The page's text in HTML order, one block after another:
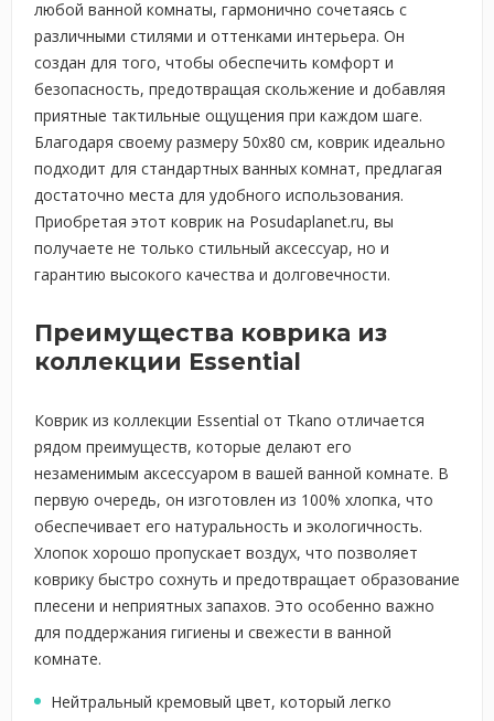
любой ванной комнаты, гармонично сочетаясь с
различными стилями и оттенками интерьера. Он
создан для того, чтобы обеспечить комфорт и
безопасность, предотвращая скольжение и добавляя
приятные тактильные ощущения при каждом шаге.
Благодаря своему размеру 50x80 см, коврик идеально
подходит для стандартных ванных комнат, предлагая
достаточно места для удобного использования.
Приобретая этот коврик на Posudaplanet.ru, вы
получаете не только стильный аксессуар, но и
гарантию высокого качества и долговечности.
Преимущества коврика из
коллекции Essential
Коврик из коллекции Essential от Tkano отличается
рядом преимуществ, которые делают его
незаменимым аксессуаром в вашей ванной комнате. В
первую очередь, он изготовлен из 100% хлопка, что
обеспечивает его натуральность и экологичность.
Хлопок хорошо пропускает воздух, что позволяет
коврику быстро сохнуть и предотвращает образование
плесени и неприятных запахов. Это особенно важно
для поддержания гигиены и свежести в ванной
комнате.
Нейтральный кремовый цвет, который легко